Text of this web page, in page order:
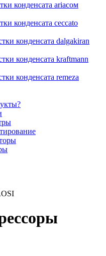
конденсата ariacом
конденсата ceccato
конденсата dalgakiran
конденсата kraftmann
конденсата remeza